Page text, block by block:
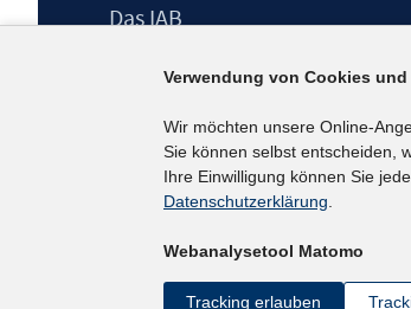
Footer
Das IAB
Berufsforschung (IAB) – unser Leitbild
Institutsleitung
Graduiertenprogramm
Befragungen
Projekte
Verwendung von Cookies
Wir möchten unsere Online-
Sie können selbst entscheiden,
Ihre Einwilligung können Sie
Datenschutzerklärung.
Webanalysetool Matomo
Tracking erlauben